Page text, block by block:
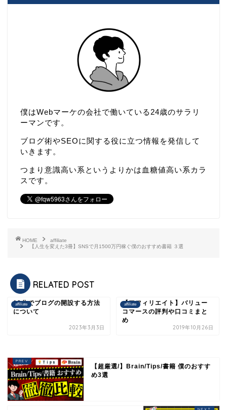
僕はWebマーケの会社で働いている24歳のサラリ
ーマンです。
ブログ術やSEOに関する役に立つ情報を発信して
いきます。
つまり意識高い系というよりかは血糖値高い系カラ
スです。
HOME
affiliate
【人生を変えた3冊】SNSで月1500万円稼ぐ僕のおすすめ書籍 ３選
RELATED POST
affiliate
10分でブログの開設する方法
について
2023年3月3日
affiliate
【アフィリエイト】バリュー
コマースの評判や口コミまと
め
2019年10月26日
【超厳選/】Brain/Tips/書籍 僕のおすす
め3選